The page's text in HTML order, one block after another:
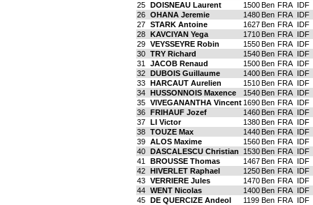
25 DOISNEAU Laurent 1500Ben FRA IDF
26 OHANA Jeremie 1480 Ben FRA IDF
27 STARK Antoine 1627Ben FRA IDF
28 KAVCIYAN Yega 1710 Ben FRA IDF
29 VEYSSEYRE Robin 1550Ben FRA IDF
30 TRY Richard 1540 Ben FRA IDF
31
JACOB Renaud 1500Ben FRA IDF
32 DUBOIS Guillaume 1400 Ben FRA IDF
33 HARCAUT Aurelien 1510Ben FRA IDF
34 HUSSONNOIS Maxence 1540 Ben FRA IDF
35 VIVEGANANTHA Vincent 1690Ben FRA IDF
36 FRIHAUF Jozef 1460 Ben FRA IDF
37 LI Victor 1380Ben FRA IDF
38 TOUZE Max 1440 Ben FRA IDF
39 ALOS Maxime 1560Ben FRA IDF
40 DASCALESCU Christian 1530 Ben FRA IDF
41
BROUSSE Thomas 1467Ben FRA IDF
42 HIVERLET Raphael 1250 Ben FRA IDF
43 VERRIERE Jules 1470Ben FRA IDF
44 WENT Nicolas 1400 Ben FRA IDF
45 DE QUERCIZE Andeol 1199 Ben FRA IDF